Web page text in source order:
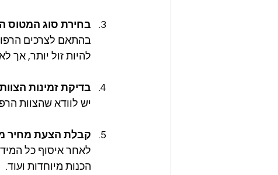
בחירת סוג המטוס
בהתאם לצרכים
להיות זול יותר, אך
בדיקת זמינות הצוות
יש לוודא שהצוות
קבלת הצעת מחיר
לאחר איסוף כל
הכנות מיוחדות ועוד.